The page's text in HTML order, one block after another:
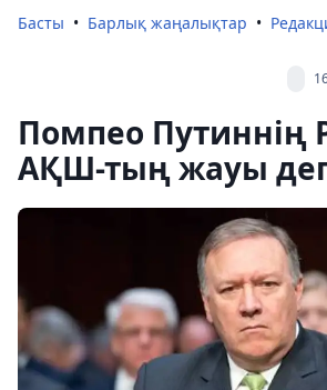
Басты Барлық жаңалықтар
Помпео Путиннің
АҚШ-тың жауы